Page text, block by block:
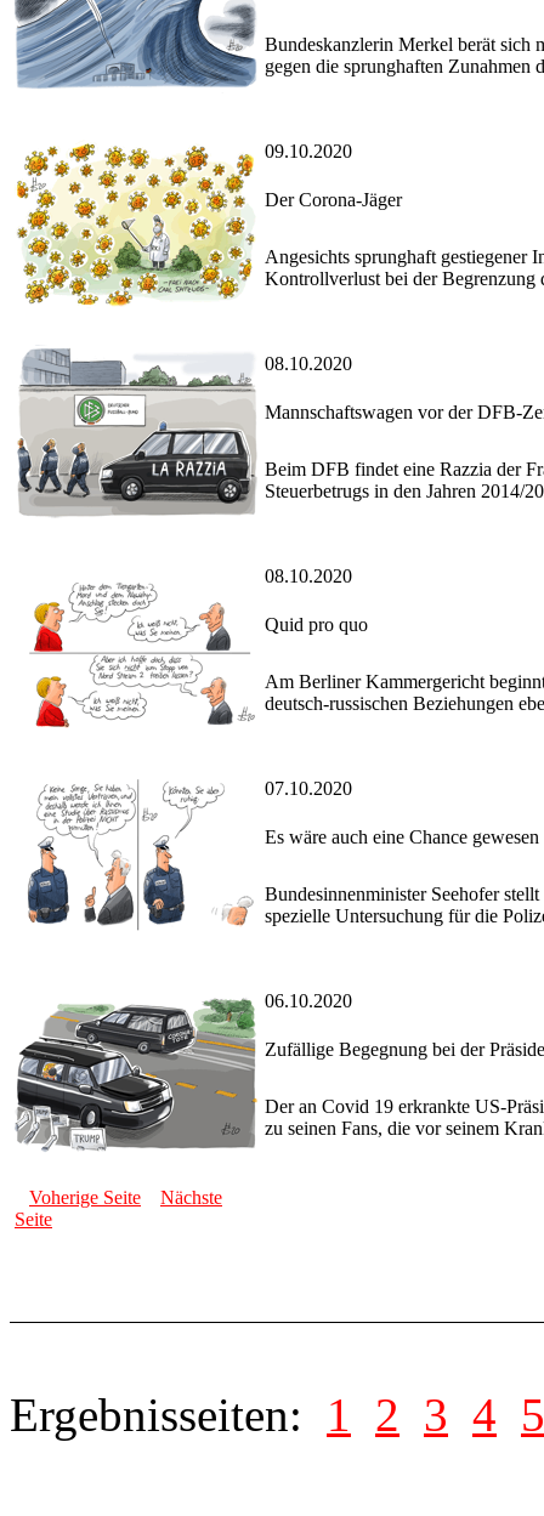
Bundeskanzlerin Merkel berät sich
gegen die sprunghaften Zunahmen
09.10.2020
Der Corona-Jäger
Angesichts sprunghaft gestiegener
Kontrollverlust bei der Begrenzung
08.10.2020
Mannschaftswagen vor der DFB-
Beim DFB findet eine Razzia der
Steuerbetrugs in den Jahren 2014/
08.10.2020
Quid pro quo
Am Berliner Kammergericht
deutsch-russischen Beziehungen
07.10.2020
Es wäre auch eine Chance gewesen
Bundesinnenminister Seehofer
spezielle Untersuchung für die
06.10.2020
Zufällige Begegnung bei der
Der an Covid 19 erkrankte US-
zu seinen Fans, die vor seinem
Voherige Seite
Nächste
Seite
Ergebnisseiten: 1 2 3 4 5